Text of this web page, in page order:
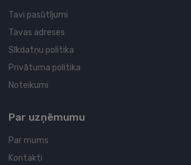
Tavi pasūtījumi
Tavas adreses
Sīkdatņu politika
Privātuma politika
Noteikumi
Par uzņēmumu
Par mums
Kontakti